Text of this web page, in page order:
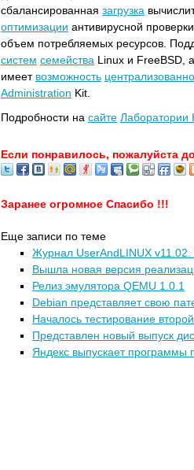
сбалансированная загрузка
оптимизации антивирусной
объем потребляемых ресурсов.
систем семейства Linux и FreeBSD,
имеет возможность
Administration Kit.
Подробности на сайте Лаборатории
Если понравилось, пожалуйста
Заранее огромное Спасибо !!!
Еще записи по теме
Журнал UserAndLINUX
Вышла новая версия
Релиз эмулятора QEMU 1.0.1
Debian представляет свою
Началось тестирование
Представлен новый выпуск
Яндекс выпускает программы